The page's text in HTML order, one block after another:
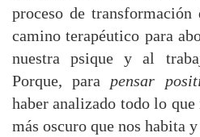
proceso de transformación
camino terapéutico para
nuestra psique y al
Porque, para pensar
haber analizado todo lo
más oscuro que nos habita